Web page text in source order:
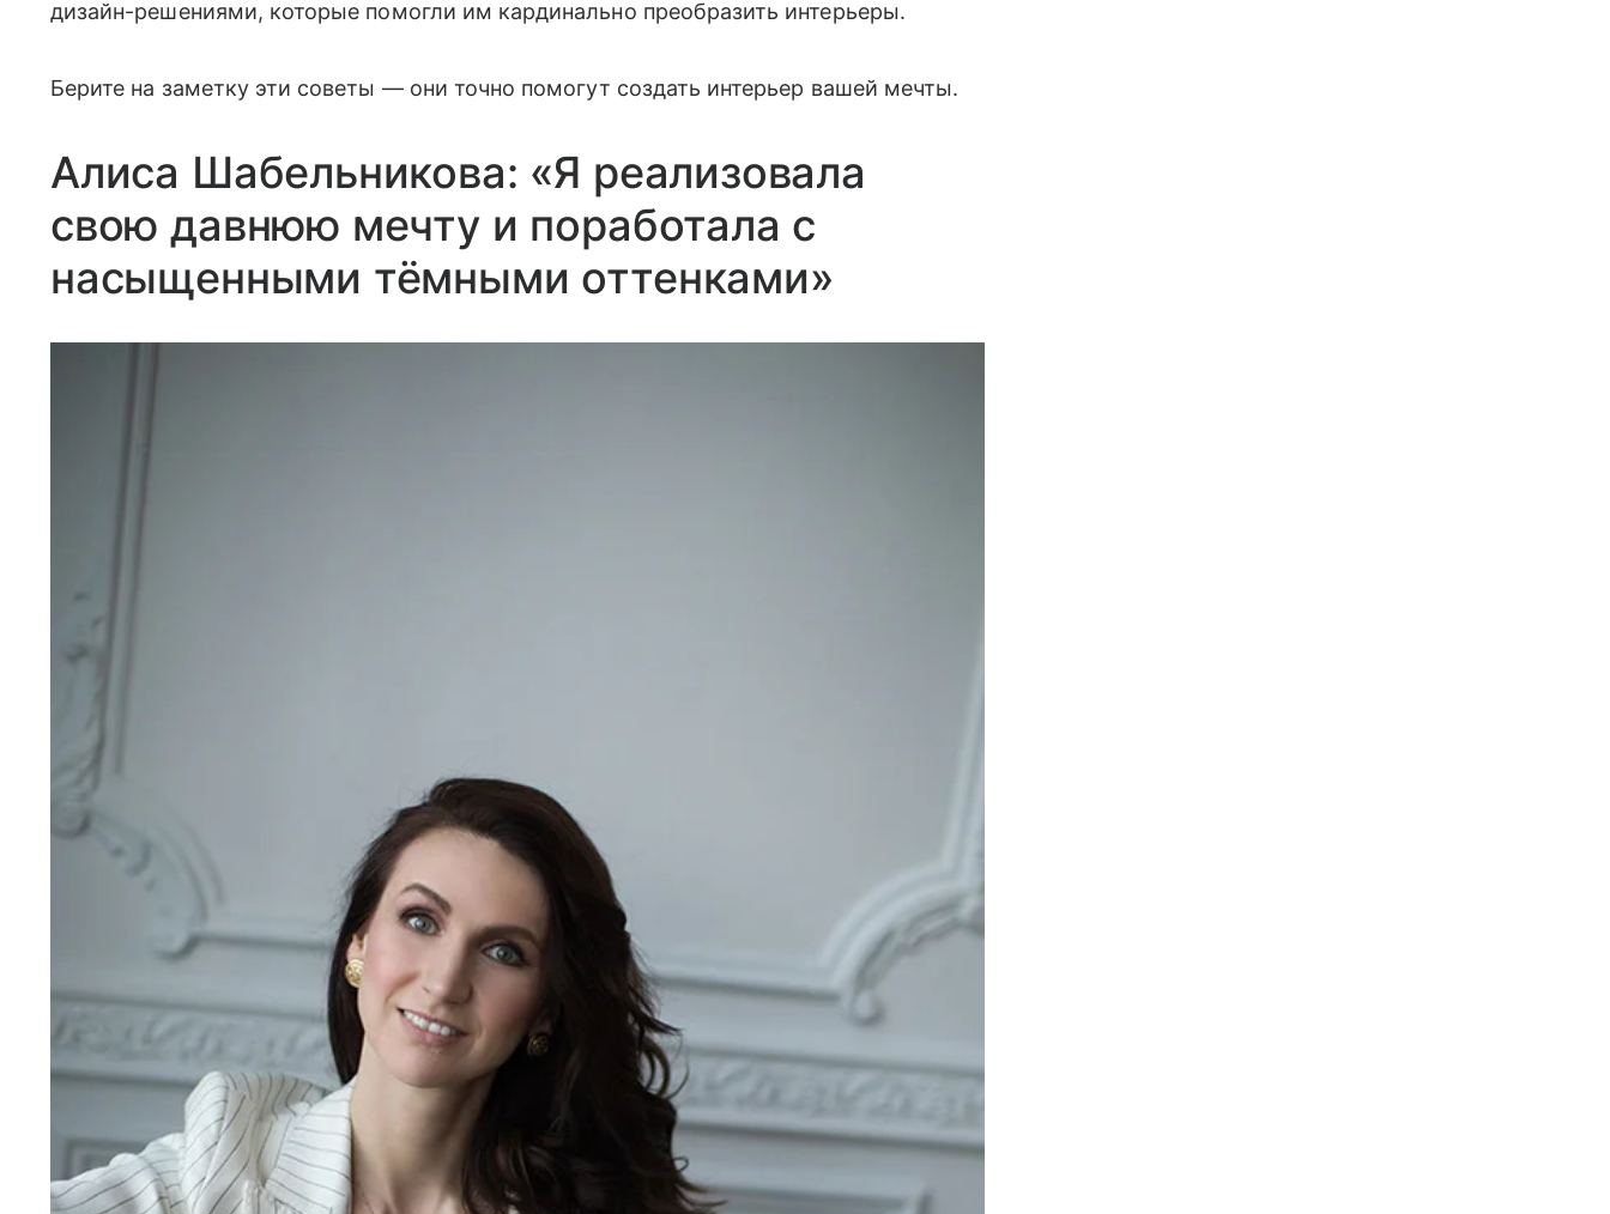
дизайн-решениями, которые помогли им кардинально преобразить интерьеры.
Берите на заметку эти советы — они точно помогут создать интерьер вашей мечты.
Алиса Шабельникова: «Я реализовала
свою давнюю мечту и поработала с
насыщенными тёмными оттенками»